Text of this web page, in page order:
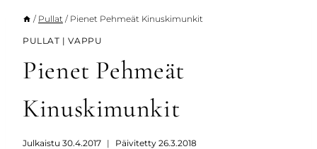
/ Pullat / Pienet Pehmeät Kinuskimunkit
PULLAT |VAPPU
Pienet Pehmeät
Kinuskimunkit
Julkaistu 30.4.2017 Päivitetty 26.3.2018